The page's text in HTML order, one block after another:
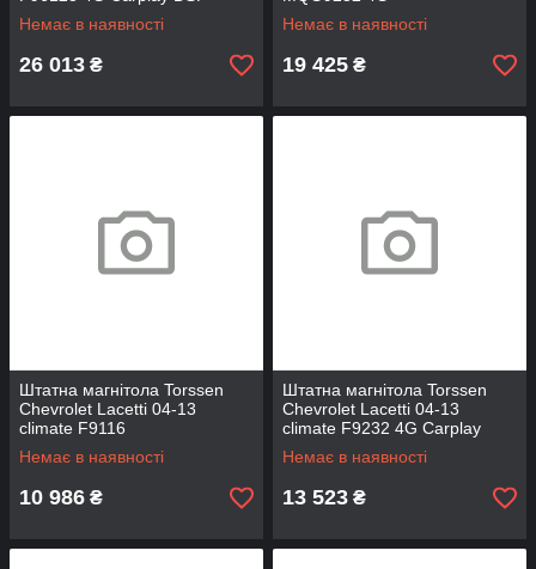
Немає в наявності
26 013 ₴
Немає в наявності
19 425 ₴
Штатна магнітола Torssen
Chevrolet Lacetti 04-13
climate F9116
Немає в наявності
10 986 ₴
Штатна магнітола Torssen
Chevrolet Lacetti 04-13
climate F9232 4G Carplay
DSP
Немає в наявності
13 523 ₴